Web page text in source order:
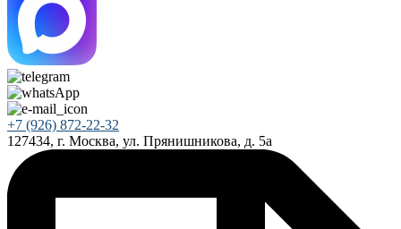
+7 (926) 872-22-32
127434, г. Москва, ул. Прянишникова, д. 5а